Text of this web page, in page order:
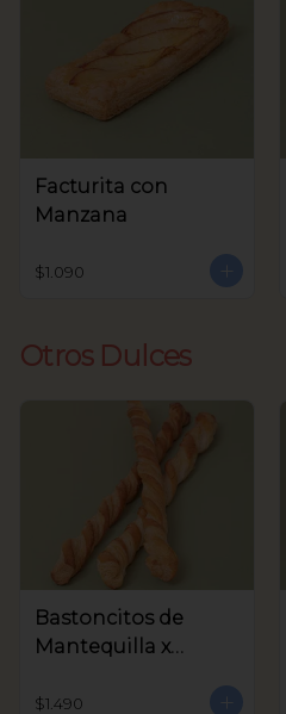
Facturita con
Manzana
$1.090
Otros Dulces
Bastoncitos de
Mantequilla x
$1.490